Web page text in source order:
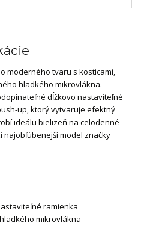
moderného tvaru s kosticami,
hladkého mikrovlákna.
dĺžkovo nastaviteľné
up, ktorý vytvaruje efektný
ideálu bielizeň na celodenné
najobľúbenejší model značky
ramienka
mikrovlákna